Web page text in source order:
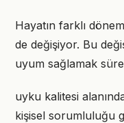
Hayatın farklı
de değişiyor. Bu
uyum sağlamak
uyku kalitesi
kişisel sorumluluğu